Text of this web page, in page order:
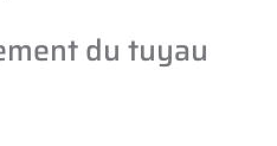
du tuyau